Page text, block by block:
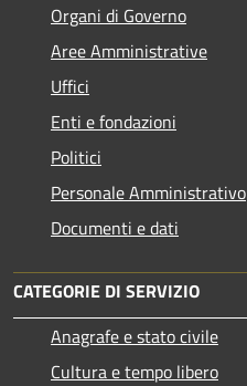
Organi di Governo
Aree Amministrative
Uffici
Enti e fondazioni
Politici
Personale Amministrativo
Documenti e dati
CATEGORIE DI SERVIZIO
Anagrafe e stato civile
Cultura e tempo libero